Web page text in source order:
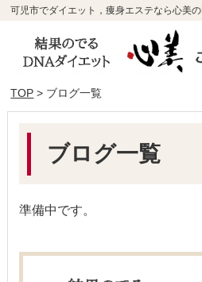
可児市でダイエット，痩身エステなら心美
TOP > ブログ一覧
ブログ一覧
準備中です。